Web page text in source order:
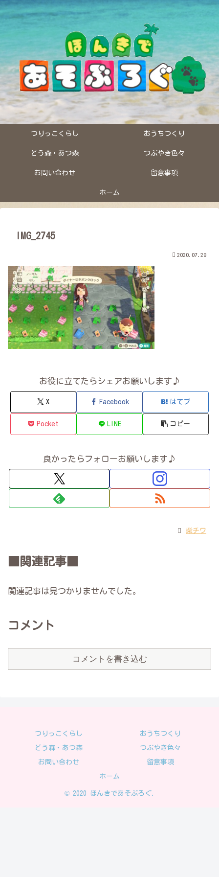
つりっこくらし おうちつくり
どう森・あつ森 つぶやき色々
お問い合わせ 留意事項
ホーム
IMG_2745
2020.07.29
お役に立てたらシェアお願いします♪
X Facebook はてブ
Pocket LINE コピー
良かったらフォローお願いします♪
柴チワ
■関連記事■
関連記事は見つかりませんでした。
コメント
コメントを書き込む
つりっこくらし おうちつくり
どう森・あつ森 つぶやき色々
お問い合わせ 留意事項
ホーム
© 2020 ほんきであそぶろぐ.